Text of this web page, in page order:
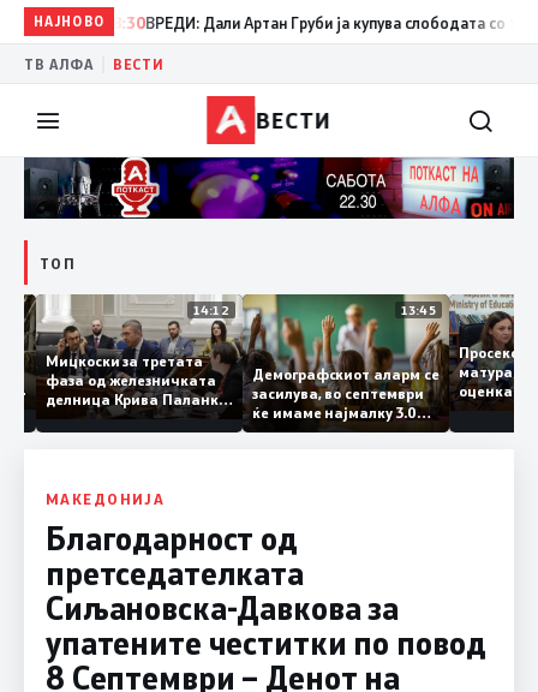
НАЈНОВО
08:30 ВРЕДИ: Дали Артан Груби ја купува слободата со
ТВ АЛФА ВЕСТИ
ВЕСТИ
ТОП
15:20
Во
14:12
Мицкоски за третата
фаза од железничката
делница Крива Паланка
– Деве Баир: Проектот
нема да заврши на
целина
13:45
Демографскиот аларм се
засилува, во септември
ќе имаме најмалку 3.000
првачиња помалку
матура
оценка
МАКЕДОНИЈА
Благодарност од
претседателката
Сиљановска-Давкова за
упатените честитки по повод
8 Септември – Денот на